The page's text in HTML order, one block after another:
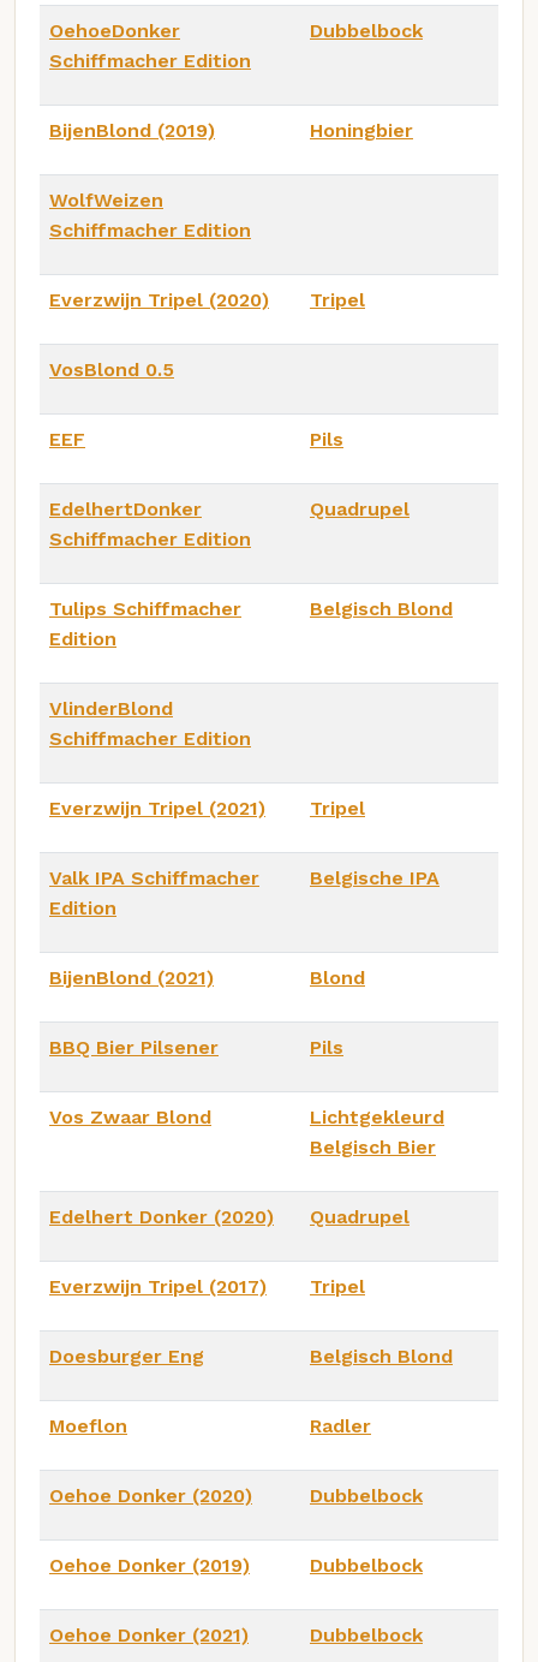
OehoeDonker
Schiffmacher Edition
Dubbelbock
BijenBlond (2019) Honingbier
WolfWeizen
Schiffmacher Edition
Everzwijn Tripel (2020) Tripel
VosBlond 0.5
EEF Pils
EdelhertDonker
Schiffmacher Edition
Quadrupel
Tulips Schiffmacher
Edition
Belgisch Blond
VlinderBlond
Schiffmacher Edition
Everzwijn Tripel (2021) Tripel
Valk IPA Schiffmacher
Edition
Belgische IPA
BijenBlond (2021) Blond
BBQ Bier Pilsener Pils
Vos Zwaar Blond
Lichtgekleurd
Belgisch Bier
Edelhert Donker (2020) Quadrupel
Everzwijn Tripel (2017) Tripel
Doesburger Eng Belgisch Blond
Moeflon Radler
Oehoe Donker (2020) Dubbelbock
Oehoe Donker (2019) Dubbelbock
Oehoe Donker (2021) Dubbelbock